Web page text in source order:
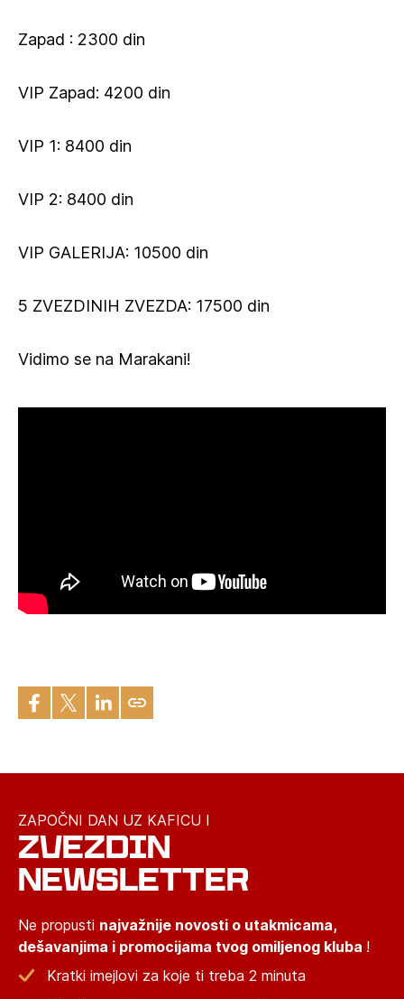
Zapad : 2300 din
VIP Zapad: 4200 din
VIP 1: 8400 din
VIP 2: 8400 din
VIP GALERIJA: 10500 din
5 ZVEZDINIH ZVEZDA: 17500 din
Vidimo se na Marakani!
ZAPOČNI DAN UZ KAFICU I
ZVEZDIN
NEWSLETTER
Ne propusti najvažnije novosti o utakmicama,
dešavanjima i promocijama tvog omiljenog kluba !
Kratki imejlovi za koje ti treba 2 minuta